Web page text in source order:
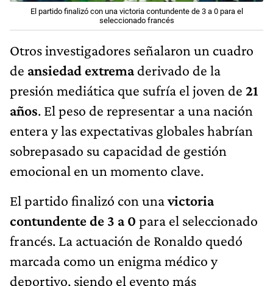
El partido finalizó con una victoria contundente de 3 a 0 para el
seleccionado francés
Otros investigadores señalaron un cuadro
de ansiedad extremaderivado de la
presión mediática que sufría el joven de 21
años. El peso de representar a una nación
entera y las expectativas globales habrían
sobrepasado su capacidad de gestión
emocional en un momento clave.
El partido finalizó con unavictoria
contundente de 3 a 0 para el seleccionado
francés. La actuación de Ronaldo quedó
marcada como un enigma médico y
deportivo, siendo el evento más